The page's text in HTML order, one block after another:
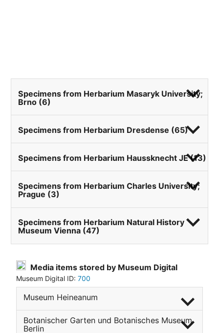
Specimens from Herbarium Masaryk University;
Brno (6)
expand_more
Specimens from Herbarium Dresdense (65)expand_more
Specimens from Herbarium Haussknecht JE (13)
expand_more
Specimens from Herbarium Charles University;
Prague (3)
expand_more
Specimens from Herbarium Natural History
Museum Vienna (47)
expand_more
Media items stored by Museum Digital
Museum Digital ID: 700
Museum Heineanum expand_more
Botanischer Garten und Botanisches Museum
Berlin
expand_more